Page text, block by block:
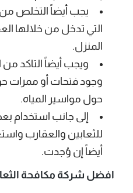
يجب أيضاً التخلص
التي تدخل من خلالها
المنزل.
ويجب أيضاً التاكد من
وجود فتحات أو ممرات
حول مواسير المياه.
إلى جانب استخدام
للثعابين والعقارب
أيضاً إن وُجدت.
افضل شركة مكافحة